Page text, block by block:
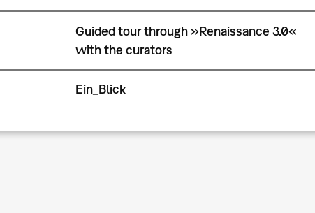
Guided tour through »Renaissance 3.0«
with the curators
Ein_Blick